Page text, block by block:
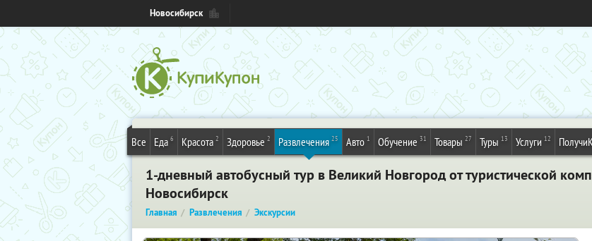
Новосибирск
Все Еда 6 Красота 2 Здоровье 2 Развлечения 25 Авто 1 Обучение 31 Товары 27 Туры 13 Услуги 12
1-дневный автобусный тур в Великий Новгород от туристической
Новосибирск
Главная Развлечения Экскурсии